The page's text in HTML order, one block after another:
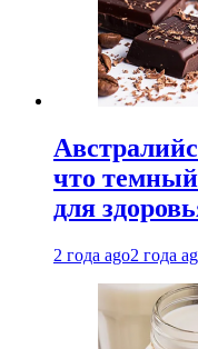
что
для
2 года ago2 года